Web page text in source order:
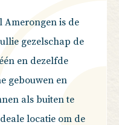
Amerongen is de
gezelschap de
en dezelfde
gebouwen en
als buiten te
locatie om de